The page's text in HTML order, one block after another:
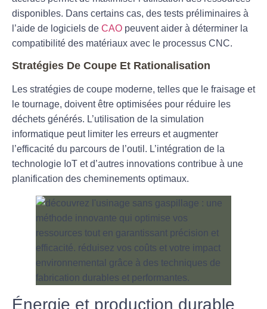
disponibles. Dans certains cas, des tests préliminaires à
l’aide de logiciels de CAO peuvent aider à déterminer la
compatibilité des matériaux avec le processus CNC.
Stratégies De Coupe Et Rationalisation
Les stratégies de coupe moderne, telles que le fraisage et
le tournage, doivent être optimisées pour réduire les
déchets générés. L’utilisation de la simulation
informatique peut limiter les erreurs etaugmenter
l’efficacité du parcours de l’outil. L’intégration de la
technologie IoT et d’autres innovations contribue à une
planification des cheminements optimaux.
Énergie et production durable